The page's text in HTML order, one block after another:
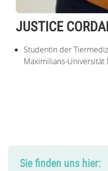
JUSTICE
Studentin der
Maximilians-Universität
Sie finden uns hier: